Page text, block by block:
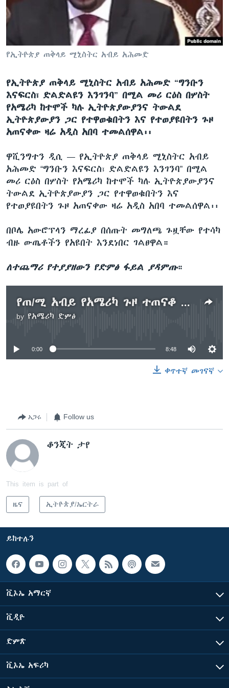
የኢትዮጵያ ጠቅላይ ሚኒስትር አብይ አሕመድ
የኢትዮጵያ ጠቅላይ ሚኒስትር አብይ አሕመድ “ግንቡን
እናፍርስ፣ ድልድልዩን እንገንባ” በሚል መሪ ርዕስ በሦስት
የአሜሪካ ከተሞች ካሉ ኢትዮጵያውያንና ትውልደ
ኢትዮጵያውያን ጋር የተዋወቁበትን እና የተወያዩበትን ጉዞ
አጠናቀው ዛሬ አዲስ አበባ ተመልሰዋል፡፡
ዋሺንግተን ዲሲ — የኢትዮጵያ ጠቅላይ ሚኒስትር አብይ
አሕመድ “ግንቡን እናፍርስ፣ ድልድልዩን እንገንባ” በሚል
መሪ ርዕስ በሦስት የአሜሪካ ከተሞች ካሉ ኢትዮጵያውያንና
ትውልደ ኢትዮጵያውያን ጋር የተዋወቁበትን እና
የተወያዩበትን ጉዞ አጠናቀው ዛሬ አዲስ አበባ ተመልሰዋል፡፡
በቦሌ አውሮፕላን ማረፊያ በሰጡት መግለጫ ጉዟቸው የተሳካ
ብዙ ውጤቶችን የአዩበት እንደነበር ገልፀዋል።
ለተጨማሪ የተያያዘውን የድምፅ ፋይል ያዳምጡ።
የጠ/ሚ አብይ የአሜሪካ ጉዞ ተጠናቆ አዲስ አበባ ገቡ
by የአሜሪካ ድምፅ
No media source currently available
0:00 8:48
ቀጥተኛ መገናኛ
አጋሩ Follow us
ቆንጂት ታየ
This item is part of
ዜና ኢትዮጵያ/ኤርትራ
ይከተሉን
ቪኦኤ አማርኛ
ቪዲዮ
ድምጽ
ቪኦኤ አፍሪካ